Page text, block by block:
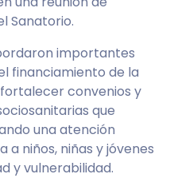
Sanatorio.
importantes
financiamiento de la
convenios y
que
una atención
a niños, niñas y jóvenes
y vulnerabilidad.